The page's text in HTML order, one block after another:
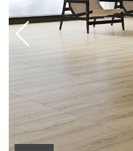
техническим
невосприимчивости к
перепадам, отсутствию